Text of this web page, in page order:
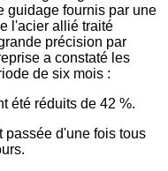
guidage fournis par une
l'acier allié traité
précision par
a constaté les
de six mois :
été réduits de 42 %.
passée d'une fois tous